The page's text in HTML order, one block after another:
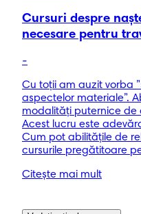
Cursuri despre
necesare pentru
-
Cu toții am auzit vorba
aspectelor materiale”.
modalități puternice de
Acest lucru este
Cum pot abilitățile de
cursurile pregătitoare
Citește mai mult